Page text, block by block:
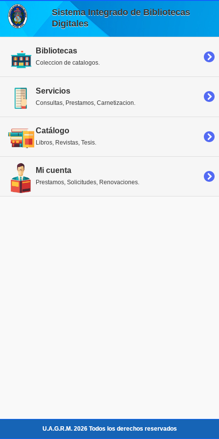
Sistema Integrado de Bibliotecas
Digitales
Bibliotecas
Coleccion de catalogos.
Servicios
Consultas, Prestamos, Carnetizacion.
Catálogo
Libros, Revistas, Tesis.
Mi cuenta
Prestamos, Solicitudes, Renovaciones.
U.A.G.R.M. 2026 Todos los derechos reservados